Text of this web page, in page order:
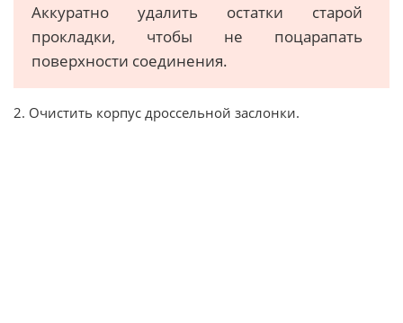
Аккуратно удалить остатки старой
прокладки, чтобы не поцарапать
поверхности соединения.
2. Очистить корпус дроссельной заслонки.